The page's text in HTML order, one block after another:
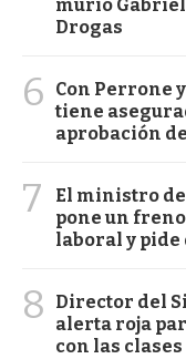
murió
Drogas
6
Con Perrone
tiene
aprobación
7
El ministro
pone un
laboral y pide
8
Director del
alerta roja
con las clases